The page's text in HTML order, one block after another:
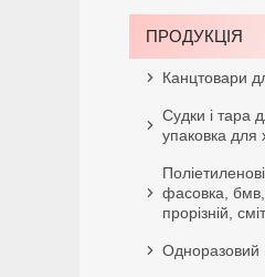
ПРОДУКЦІЯ
Канцтовари
Судки і тара
упаковка для
фасовка,
прорізній,
Одноразовий